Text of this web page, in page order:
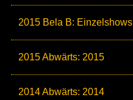
2015 Bela B: Einzelshows
2015 Abwärts: 2015
2014 Abwärts: 2014